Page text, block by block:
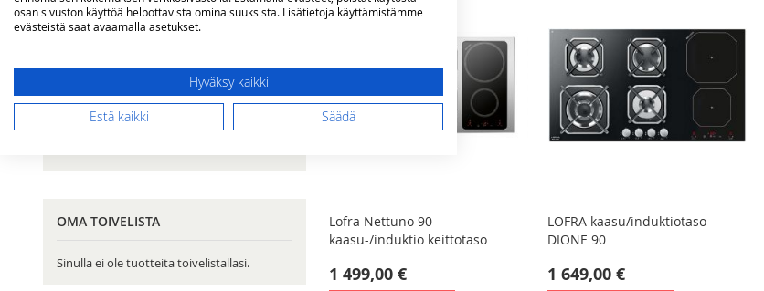
Lofra Nettuno 90
kaasu-/induktio keittotaso
1 499,00 €
LOFRA kaasu/induktiotaso
DIONE 90
1 649,00 €
Induktioliesitasot 6
VERTAA TUOTTEITA
OMA TOIVELISTA
Sinulla ei ole tuotteita toivelistallasi.
osan sivuston käyttöä helpottavista ominaisuuksista. Lisätietoja käyttämistämme
evästeistä saat avaamalla asetukset.
Hyväksy kaikki
Estä kaikki Säädä